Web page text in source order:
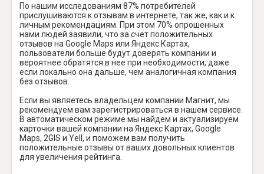
По нашим исследованиям 87% потребителей
прислушиваются к отзывам в интернете, так же, как и к
личным рекомендациям. При этом 70% опрошенных
нами людей заявили, что за счет положительных
отзывов на Google Maps или Яндекс.Картах,
пользователи больше будут доверять компании и
вероятнее обратятся в нее при необходимости, даже
если локально она дальше, чем аналогичная компания
без отзывов.
Если вы являетесь владельцем компании Магнит, мы
рекомендуем вам зарегистрироваться в нашем сервисе.
В автоматическом режиме мы найдем и актуализируем
карточки вашей компании на Яндекс Картах, Google
Maps, 2GIS и Yell, и поможем вам получить
положительные отзывы от ваших довольных клиентов
для увеличения рейтинга.